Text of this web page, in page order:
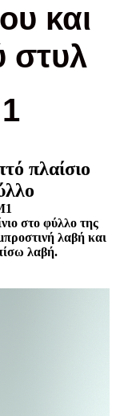
και
στυλ
πλαίσιο
στο φύλλο της
λαβή και
λαβή.